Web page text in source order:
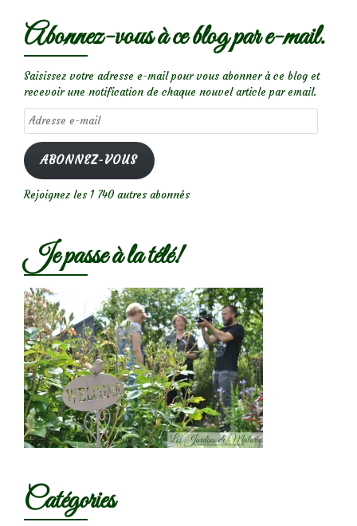
Abonnez-vous à ce blog par e-mail.
Saisissez votre adresse e-mail pour vous abonner à ce blog et
recevoir une notification de chaque nouvel article par email.
Adresse
e-
mail
ABONNEZ-VOUS
Rejoignez les 1 740 autres abonnés
Je passe à la télé!
Catégories